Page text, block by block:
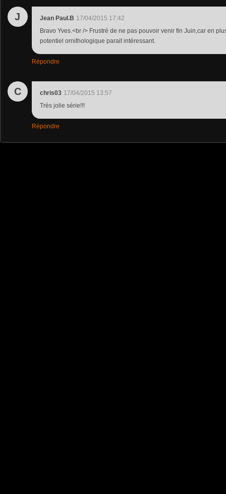
J Jean Paul.B 17/04/2015 17:42
Bravo Yves.<br /> Frustré de ne pas pouvoir venir fin Juin,car en
potentiel ornithologique parait intéressant.
Répondre
C chris03 17/04/2015 13:57
Très jolie série!!!
Répondre